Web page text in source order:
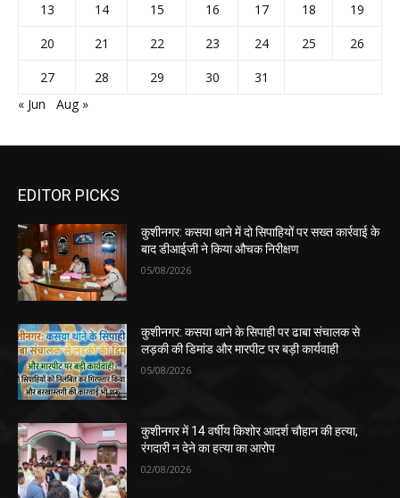
13
14 15 16 17 18
19
20
21 22 23 24 25
26
27
28 29 30
31
« Jun
Aug »
EDITOR PICKS
कुशीनगर: कसया थाने में दो सिपाहियों पर सख्त कार्रवाई के
बाद डीआईजी ने किया औचक निरीक्षण
05/08/2026
कुशीनगर: कसया थाने के सिपाही पर ढाबा संचालक से
लड़की की डिमांड और मारपीट पर बड़ी कार्यवाही
05/08/2026
कुशीनगर में 14 वर्षीय किशोर आदर्श चौहान की हत्या,
रंगदारी न देने का हत्या का आरोप
02/08/2026